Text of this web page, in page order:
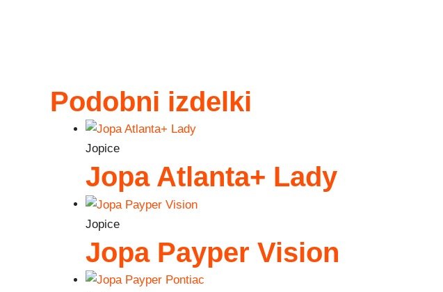
Podobni izdelki
Jopice
Jopa Atlanta+ Lady
Jopice
Jopa Payper Vision